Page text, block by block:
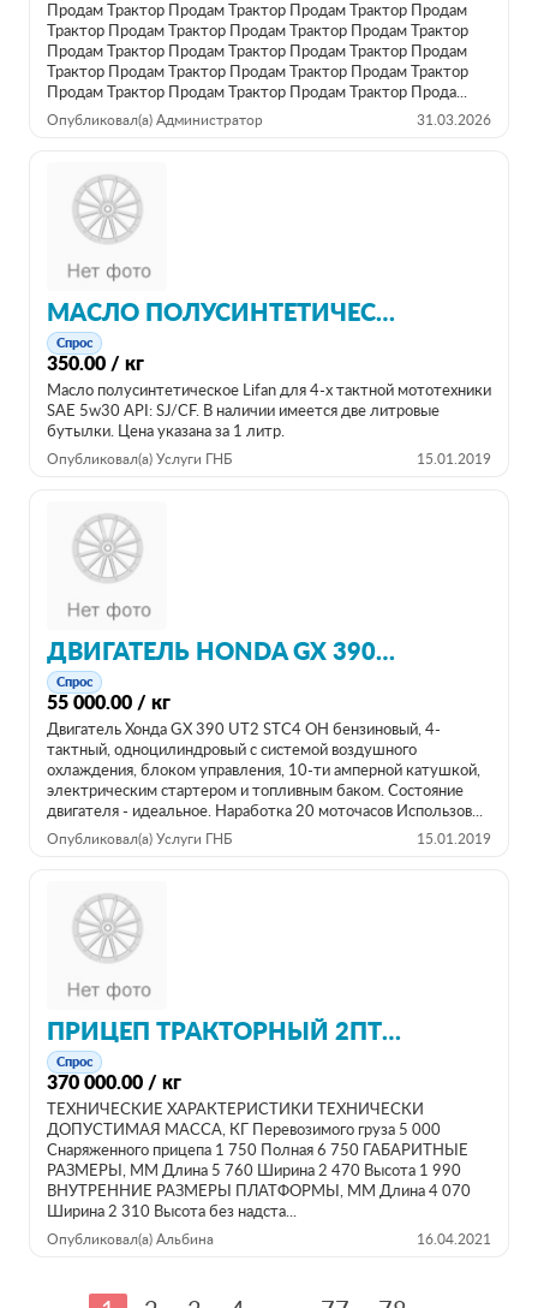
Продам Трактор Продам Трактор Продам Трактор Продам
Трактор Продам Трактор Продам Трактор Продам Трактор
Продам Трактор Продам Трактор Продам Трактор Продам
Трактор Продам Трактор Продам Трактор Продам Трактор
Продам Трактор Продам Трактор Продам Трактор Прода...
Опубликовал(а) Администратор 31.03.2026
МАСЛО ПОЛУСИНТЕТИЧЕСКОЕ LIFAN
Спрос
350.00 / кг
Масло полусинтетическое Lifan для 4-х тактной мототехники
SAE 5w30 API: SJ/CF. В наличии имеется две литровые
бутылки. Цена указана за 1 литр.
Опубликовал(а) Услуги ГНБ 15.01.2019
ДВИГАТЕЛЬ HONDA GX 390UT2 STC4 ОРИГИНАЛ
Спрос
55 000.00 / кг
Двигатель Хонда GX 390 UT2 STC4 OH бензиновый, 4-
тактный, одноцилиндровый с системой воздушного
охлаждения, блоком управления, 10-ти амперной катушкой,
электрическим стартером и топливным баком. Состояние
двигателя - идеальное. Наработка 20 моточасов Использов...
Опубликовал(а) Услуги ГНБ 15.01.2019
ПРИЦЕП ТРАКТОРНЫЙ 2ПТМ5 НЕФАЗ
Спрос
370 000.00 / кг
ТЕХНИЧЕСКИЕ ХАРАКТЕРИСТИКИ ТЕХНИЧЕСКИ
ДОПУСТИМАЯ МАССА, КГ Перевозимого груза 5 000
Снаряженного прицепа 1 750 Полная 6 750 ГАБАРИТНЫЕ
РАЗМЕРЫ, ММ Длина 5 760 Ширина 2 470 Высота 1 990
ВНУТРЕННИЕ РАЗМЕРЫ ПЛАТФОРМЫ, ММ Длина 4 070
Ширина 2 310 Высота без надста...
Опубликовал(а) Альбина 16.04.2021